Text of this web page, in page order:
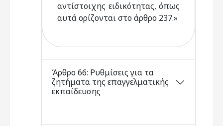
αντίστοιχης ειδικότητας, όπως
αυτά ορίζονται στο άρθρο 237.»
Άρθρο 66: Ρυθμίσεις για τα
ζητήματα της επαγγελματικής
εκπαίδευσης